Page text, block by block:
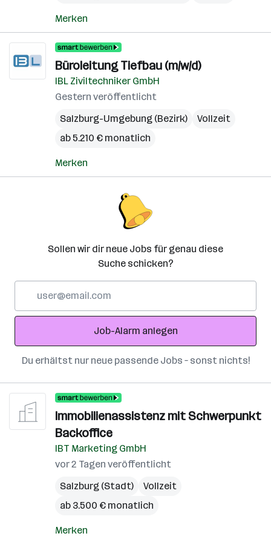
Merken
Büroleitung Tiefbau (m/w/d)
IBL Ziviltechniker GmbH
Gestern veröffentlicht
Salzburg-Umgebung (Bezirk)
Vollzeit
ab 5.210 € monatlich
Merken
Sollen wir dir neue Jobs für genau diese
Suche schicken?
Adresse
Job-Alarm anlegen
Du erhältst nur neue passende Jobs – sonst nichts!
Immobilienassistenz mit Schwerpunkt
Backoffice
IBT Marketing GmbH
vor 2 Tagen veröffentlicht
Salzburg (Stadt)
Vollzeit
ab 3.500 € monatlich
Merken